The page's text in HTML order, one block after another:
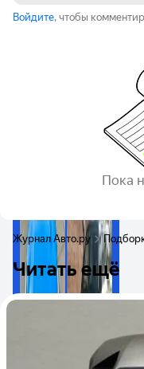
Войдите, чтобы
Пока
Журнал Авто.ру
Читать ещё